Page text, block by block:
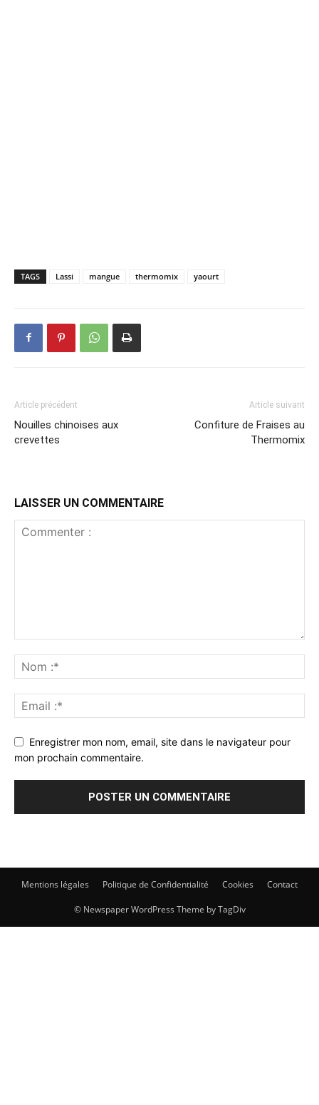
TAGS Lassi mangue thermomix yaourt
Article précédent
Nouilles chinoises aux
crevettes
Article suivant
Confiture de Fraises au
Thermomix
LAISSER UN COMMENTAIRE
Enregistrer mon nom, email, site dans le navigateur pour
mon prochain commentaire.
Mentions légales Politique de Confidentialité Cookies Contact
© Newspaper WordPress Theme by TagDiv